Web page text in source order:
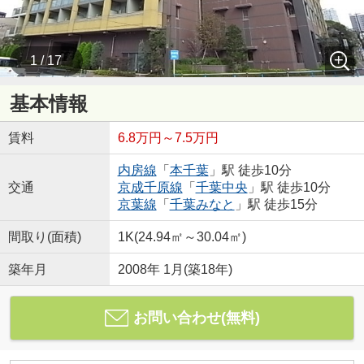
1 / 17
基本情報
賃料 6.8万円～7.5万円
交通
内房線 「 本千葉」駅 徒歩10分
京成千原線 「 千葉中央 」駅 徒歩10分
京葉線 「 千葉みなと 」駅 徒歩15分
間取り(面積) 1K(24.94㎡～30.04㎡)
築年月 2008年 1月(築18年)
お問い合わせ(無料)